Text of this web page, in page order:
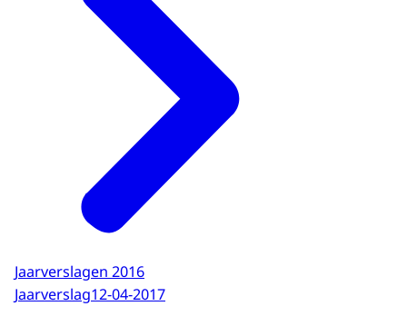
Levensbeëindiging op
verzoek
Jaarverslagen 2016
Jaarverslag12-04-2017